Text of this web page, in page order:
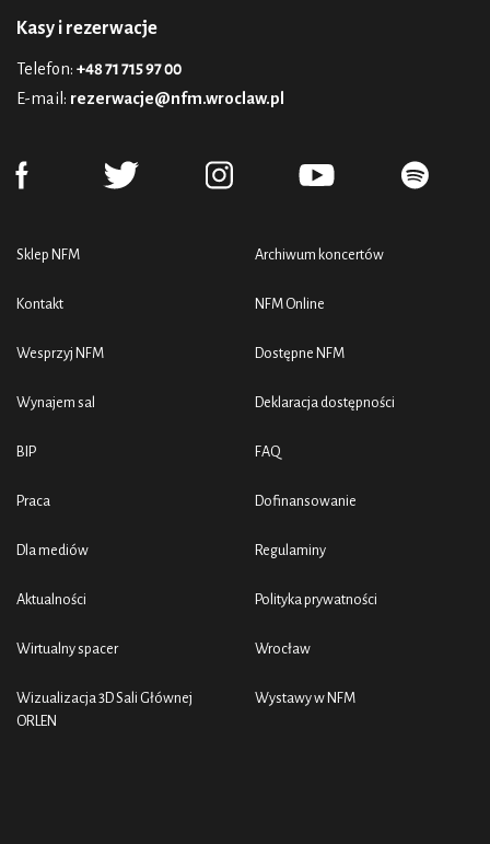
Kasy i rezerwacje
Telefon: +48 71 715 97 00
E-mail: rezerwacje@nfm.wroclaw.pl
Sklep NFM
Kontakt
Wesprzyj NFM
Wynajem sal
BIP
Praca
Dla mediów
Aktualności
Wirtualny spacer
Wizualizacja 3D Sali Głównej
ORLEN
Archiwum koncertów
NFM Online
Dostępne NFM
Deklaracja dostępności
FAQ
Dofinansowanie
Regulaminy
Polityka prywatności
Wrocław
Wystawy w NFM